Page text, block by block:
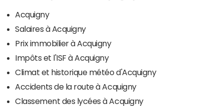
Acquigny
Salaires à Acquigny
Prix immobilier à Acquigny
Impôts et l'ISF à Acquigny
Climat et historique météo d'Acquigny
Accidents de la route à Acquigny
Classement des lycées à Acquigny